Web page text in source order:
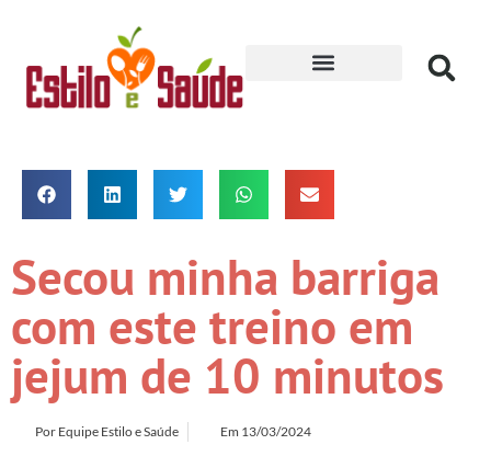
Secou minha barriga
com este treino em
jejum de 10 minutos
Por Equipe Estilo e Saúde Em 13/03/2024